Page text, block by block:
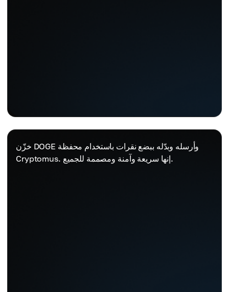
خزّن DOGE وأرسله وبدّله ببضع نقرات باستخدام محفظة
Cryptomus. إنها سريعة وآمنة ومصممة للجميع.